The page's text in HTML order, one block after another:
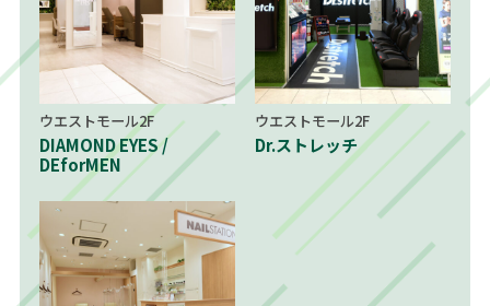
ウエストモール2F
DIAMOND EYES /
DEforMEN
ウエストモール2F
Dr.ストレッチ